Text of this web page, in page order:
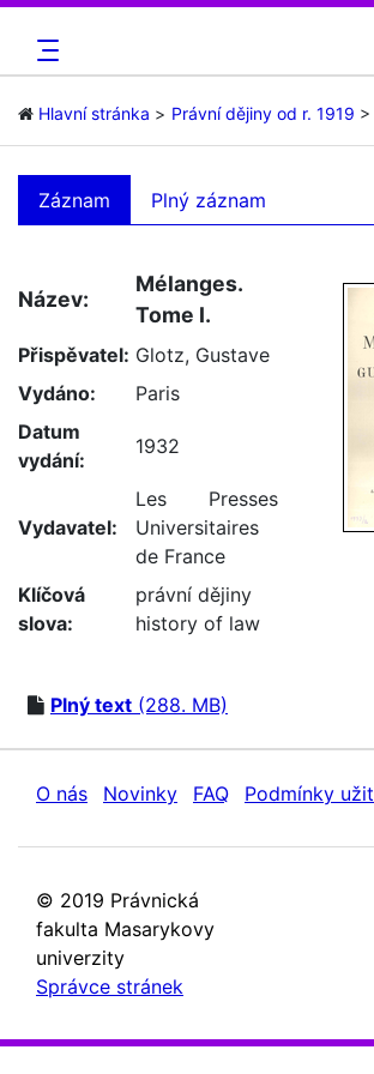
Hlavní stránka Právní dějiny od r. 1919
Záznam Plný záznam
Název:
Mélanges.
Tome I.
Přispěvatel: Glotz, Gustave
Vydáno:
Paris
Datum
vydání:
1932
Vydavatel:
Les Presses
Universitaires
de France
Klíčová
slova:
právní dějiny
history of law
Plný text (288. MB)
O nás Novinky FAQ Podmínky
© 2019 Právnická
fakulta Masarykovy
univerzity
Správce stránek